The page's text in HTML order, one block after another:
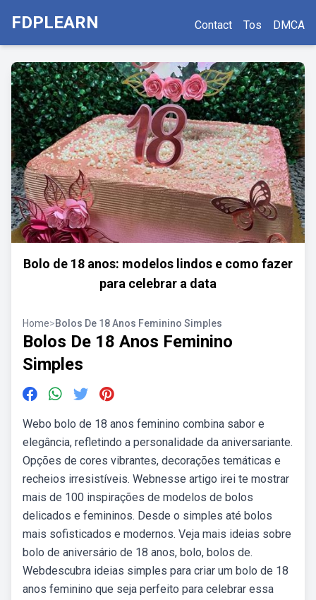
FDPLEARN Contact Tos DMCA
Bolo de 18 anos: modelos lindos e como fazer
para celebrar a data
Home>Bolos De 18 Anos Feminino Simples
Bolos De 18 Anos Feminino
Simples
Webo bolo de 18 anos feminino combina sabor e
elegância, refletindo a personalidade da aniversariante.
Opções de cores vibrantes, decorações temáticas e
recheios irresistíveis. Webnesse artigo irei te mostrar
mais de 100 inspirações de modelos de bolos
delicados e femininos. Desde o simples até bolos
mais sofisticados e modernos. Veja mais ideias sobre
bolo de aniversário de 18 anos, bolo, bolos de.
Webdescubra ideias simples para criar um bolo de 18
anos feminino que seja perfeito para celebrar essa